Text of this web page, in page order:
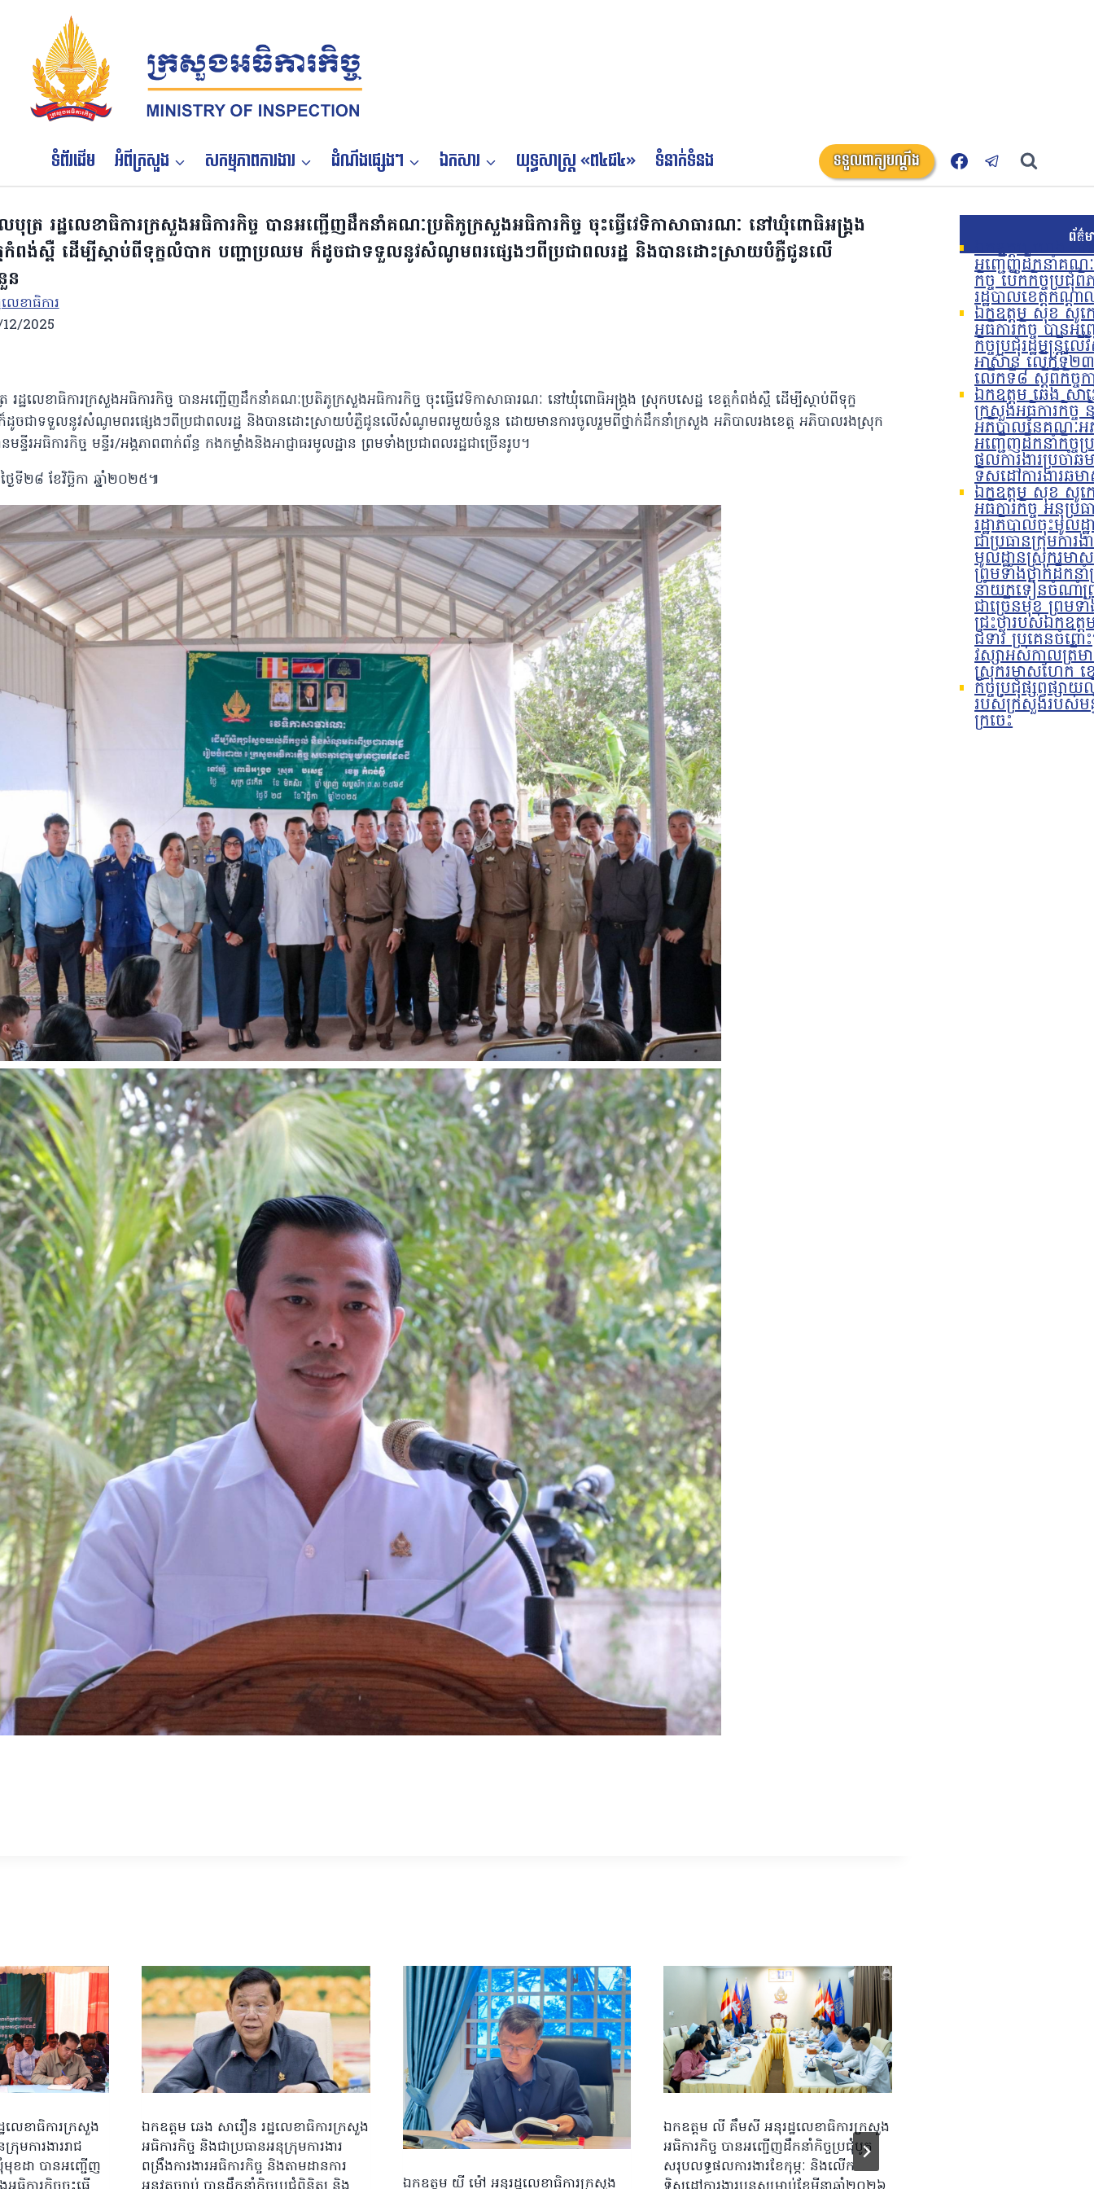
content
ទំព័រដើម អំពីក្រសួង សកម្មភាពការងារ ដំណឹងផ្សេងៗ ឯកសារ យុទ្ធសាស្ត្រ «ព៤ជ៤» ទំនាក់ទំនង ទទួលពាក្យបណ្តឹង
ត្រ រដ្ឋលេខាធិការក្រសួងអធិការកិច្ច បានអញ្ជើញដឹកនាំគណៈប្រតិភូក្រសួងអធិការកិច្ច ចុះធ្វើវេទិកាសាធារណៈ នៅឃុំពោធិអង្គ្រង
កំពង់ស្ពឺ ដើម្បីស្តាប់ពីទុក្ខលំបាក បញ្ហាប្រឈម ក៏ដូចជាទទួលនូវសំណូមពរផ្សេងៗពីប្រជាពលរដ្ឋ និងបានដោះស្រាយបំភ្លឺជូនលេី
ន
លេខាធិការ
2025
ដ្ឋលេខាធិការក្រសួងអធិការកិច្ច បានអញ្ជើញដឹកនាំគណៈប្រតិភូក្រសួងអធិការកិច្ច ចុះធ្វើវេទិកាសាធារណៈ នៅឃុំពោធិអង្គ្រង ស្រុកបសេដ្ឋ ខេត្តកំពង់ស្ពឺ ដើម្បីស្តាប់ពីទុក្ខ
ចជាទទួលនូវសំណូមពរផ្សេងៗពីប្រជាពលរដ្ឋ និងបានដោះស្រាយបំភ្លឺជូនលេីសំណូមពរមួយចំនួន ដោយមានការចូលរួមពីថ្នាក់ដឹកនាំក្រសួង អភិបាលរងខេត្ត អភិបាលរងស្រុក
ន្ទីរអធិការកិច្ច មន្ទីរ/អង្គភាពពាក់ព័ន្ធ កងកម្លាំងនិងអាជ្ញាធរមូលដ្ឋាន ព្រមទាំងប្រជាពលរដ្ឋជាច្រើនរូប។
ៃទី២៨ ខែវិច្ឆិកា ឆ្នាំ២០២៥៕
លេខាធិការក្រសួង
រុមការងាររាជ
មុខដា បានអញ្ជើញ
ឯកឧត្តម ឆេង សារឿន រដ្ឋលេខាធិការក្រសួង
អធិការកិច្ច និងជាប្រធានអនុក្រុមការងារ
ពង្រឹងការងារអធិការកិច្ច និងតាមដានការ
ឯកឧត្តម យី ម៉ៅ អនុរដ្ឋលេខាធិការក្រសួង
ឯកឧត្តម លី គឹមសី អនុរដ្ឋលេខាធិការក្រសួង
អធិការកិច្ច បានអញ្ជើញដឹកនាំកិច្ចប្រជុំបូក
សរុបលទ្ធផលការងារខែកុម្ភៈ និងលើក
ព័ត៌ម
ឯកឧត្តម ហេង លឹម
អញ្ជើញដឹកនាំគណ
កិច្ច បើកកិច្ចប្រជុំពិ
រដ្ឋបាលខេត្តកណ្ត
ឯកឧត្តម សុខ សូកេ
អធិការកិច្ច បាន
កិច្ចប្រជុំរដ្ឋមន្ត្រី
អាស៊ាន លើកទី២
លើកទី៨ ស្តីពីកិច្ចក
ឯកឧត្តម ឆេង សារ
ក្រសួងអធិការកិច្ច
អភិបាលនៃគណៈអ
អញ្ជើញដឹកនាំកិច្ច
ផលការងារប្រច
ទិសដៅការងារឆ
ឯកឧត្តម សុខ សូកេ
អធិការកិច្ច អនុប្រធ
រដ្ឋាភិបាលចុះមូលដ្
ជាប្រធានក្រុមការង
មូលដ្ឋានស្រុករម
ព្រមទាំងថ្នាក់ដឹកន
នាំយកទៀនចំណាំព្
ជាច្រើនមុខ ព្រមទ
ជ្រះថ្លារបស់ឯកឧត្
ជំទាវ ប្រគេនចំពោ
វស្សាអស់កាលត្រីម
ស្រុករមាសហែក ខ
កិច្ចប្រជុំផ្សព្វផ្សា
របស់ក្រសួងរបស់មន្ទី
ក្រចេះ